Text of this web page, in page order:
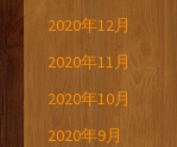
2020年12月
2020年11月
2020年10月
2020年9月